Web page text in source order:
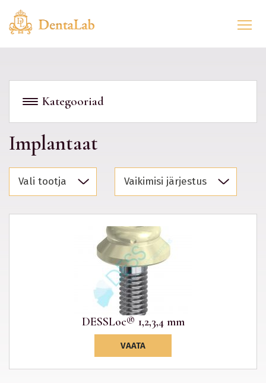
Kategooriad
implantaat
Vali tootja Vaikimisi järjestus
DESSLoc® 1,2,3,4 mm
VAATA